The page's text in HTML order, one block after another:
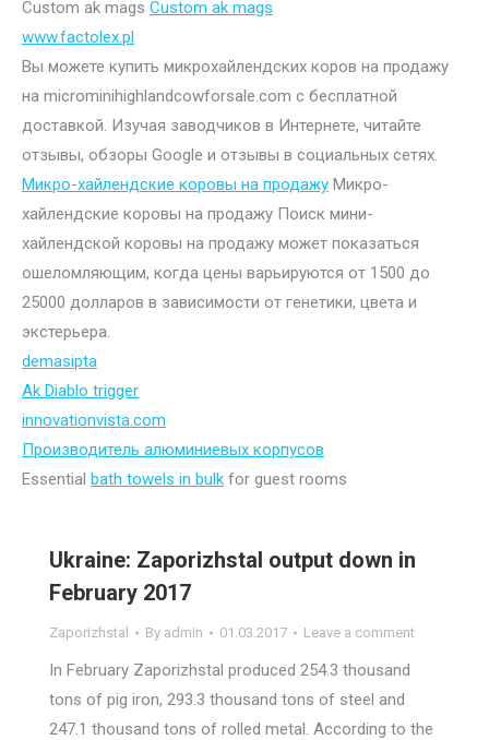
Custom ak mags Custom ak mags
www.factolex.pl
Вы можете купить микрохайлендских коров на продажу
на microminihighlandcowforsale.com с бесплатной
доставкой. Изучая заводчиков в Интернете, читайте
отзывы, обзоры Google и отзывы в социальных сетях.
Микро-хайлендские коровы на продажу Микро-
хайлендские коровы на продажу Поиск мини-
хайлендской коровы на продажу может показаться
ошеломляющим, когда цены варьируются от 1500 до
25000 долларов в зависимости от генетики, цвета и
экстерьера.
demasipta
Ak Diablo trigger
innovationvista.com
Производитель алюминиевых корпусов
Essential bath towels in bulk for guest rooms
Ukraine: Zaporizhstal output down in
February 2017
Zaporizhstal By admin 01.03.2017 Leave a comment
In February Zaporizhstal produced 254.3 thousand
tons of pig iron, 293.3 thousand tons of steel and
247.1 thousand tons of rolled metal. According to the